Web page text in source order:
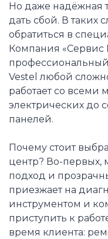
Но даже надёжная
дать сбой. В таких
обратиться в
Компания «Сервис
Vestel любой
работает со всеми
электрических до
панелей.
Почему стоит
центр? Во-первых,
подход и
приезжает на
инструментом и
приступить к
время клиента: